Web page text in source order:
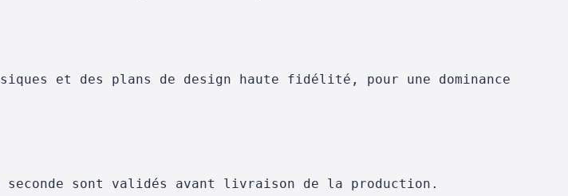
et des plans de design haute fidélité, pour une dominance
seconde sont validés avant livraison de la production.